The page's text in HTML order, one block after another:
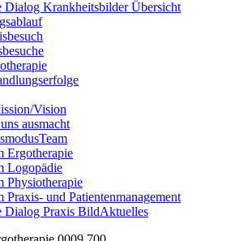
Vision
ausmacht
Team
Ergotherapie
Logopädie
Physiotherapie
Praxis- und Patientenmanagement
Aktuelles